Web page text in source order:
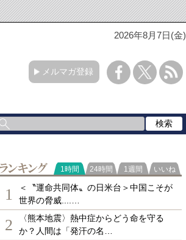
2026年8月7日(金)
メルマガ登録
ランキング
1時間 24時間 1週間 いいね
1
＜〝運命共同体〟の日米台＞中国こそが
世界の脅威....…
2
〈熊本地震〉熱中症からどう命を守る
か？人間は「発汗の名…